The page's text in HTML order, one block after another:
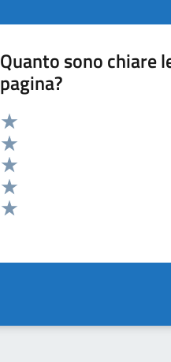
Quanto sono chiare
pagina?
Valuta 5 stelle su 5
Valuta 4 stelle su 5
Valuta 3 stelle su 5
Valuta 2 stelle su 5